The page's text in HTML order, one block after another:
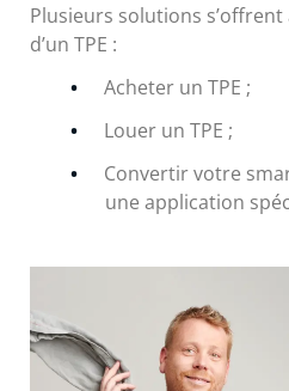
Plusieurs solutions
d’un TPE :
Acheter un TPE ;
Louer un TPE ;
Convertir votre
une application